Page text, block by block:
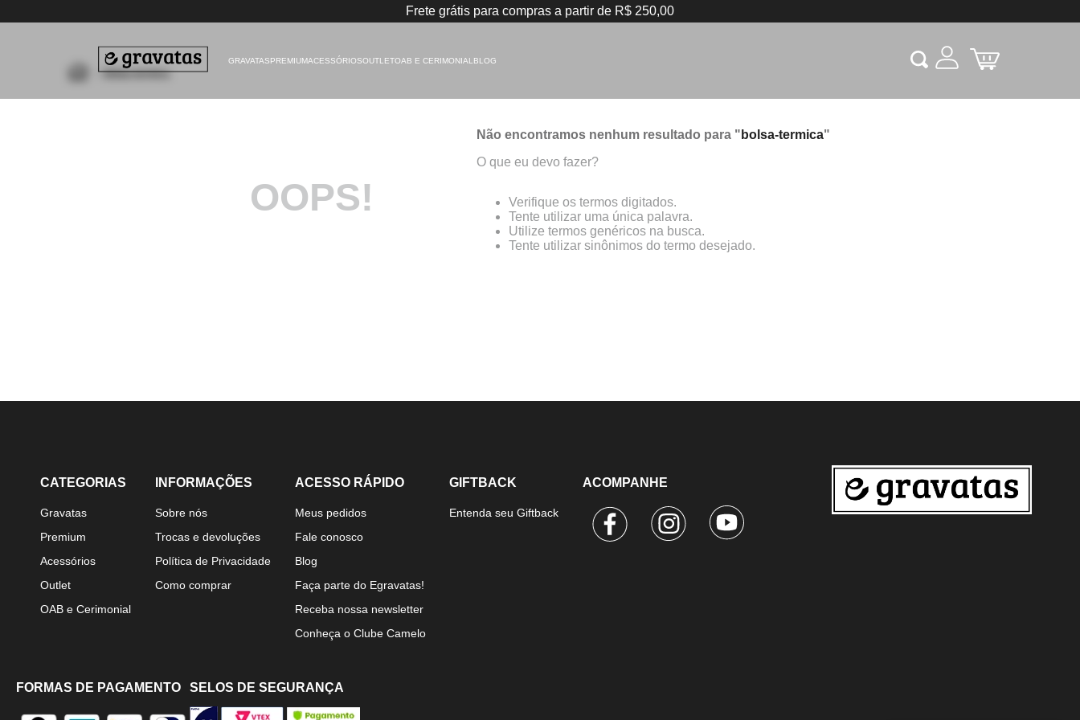
Frete grátis para compras a partir de R$ 250,00
GRAVATASPREMIUMACESSÓRIOSOUTLETOAB E CERIMONIAL BLOG
bolsa-termica
OOPS!
Não encontramos nenhum resultado para " bolsa-termica"
O que eu devo fazer?
Verifique os termos digitados.
Tente utilizar uma única palavra.
Utilize termos genéricos na busca.
Tente utilizar sinônimos do termo desejado.
CATEGORIAS
Gravatas
Premium
Acessórios
Outlet
OAB e Cerimonial
INFORMAÇÕES
Sobre nós
Trocas e devoluções
Política de Privacidade
Como comprar
ACESSO RÁPIDO
Meus pedidos
Fale conosco
Blog
Faça parte do Egravatas!
Receba nossa newsletter
Conheça o Clube Camelo
GIFTBACK
Entenda seu Giftback
ACOMPANHE
FORMAS DE PAGAMENTO SELOS DE SEGURANÇA